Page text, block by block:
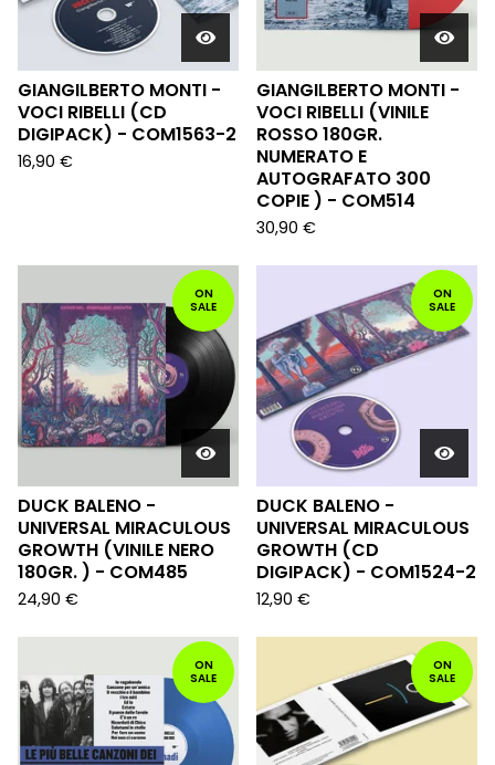
GIANGILBERTO MONTI -
VOCI RIBELLI (CD
DIGIPACK) - COM1563-2
16,90 €
GIANGILBERTO MONTI -
VOCI RIBELLI (VINILE
ROSSO 180GR.
NUMERATO E
AUTOGRAFATO 300
COPIE ) - COM514
30,90 €
ON
SALE
DUCK BALENO -
UNIVERSAL MIRACULOUS
GROWTH (VINILE NERO
180GR. ) - COM485
24,90 €
ON
SALE
DUCK BALENO -
UNIVERSAL MIRACULOUS
GROWTH (CD
DIGIPACK) - COM1524-2
12,90 €
ON
SALE
ON
SALE